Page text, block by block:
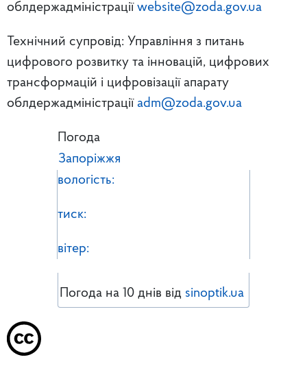
облдержадміністрації website@zoda.gov.ua
Технічний супровід: Управління з питань
цифрового розвитку та інновацій, цифрових
трансформацій і цифровізації апарату
облдержадміністрації adm@zoda.gov.ua
Погода
Запоріжжя
вологість:
тиск:
вітер:
Погода на 10 днів від sinoptik.ua